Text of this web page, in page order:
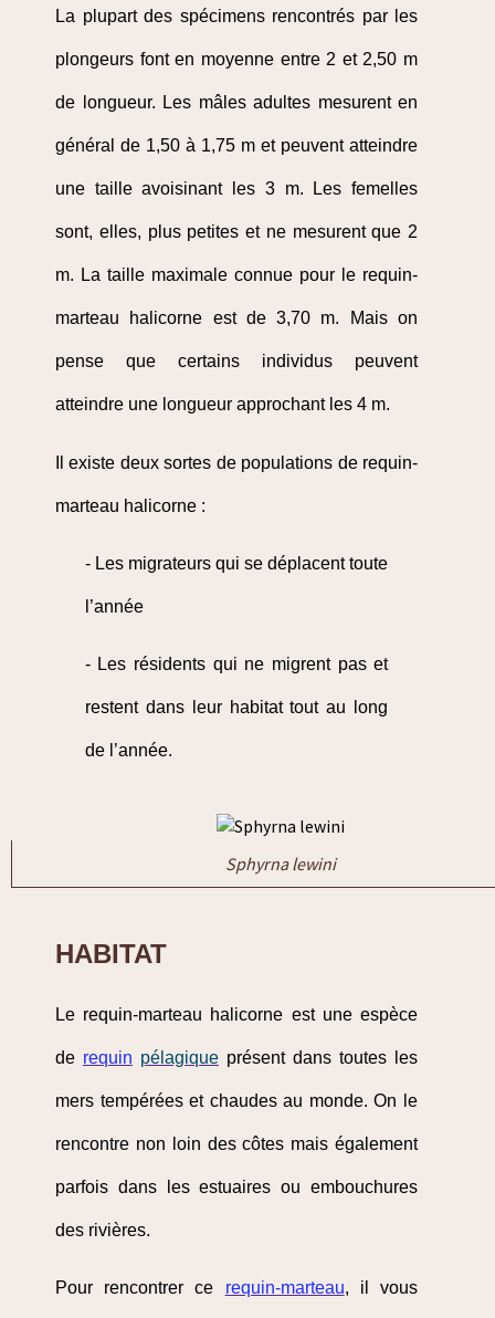
La plupart des spécimens rencontrés par les
plongeurs font en moyenne entre 2 et 2,50 m
de longueur. Les mâles adultes mesurent en
général de 1,50 à 1,75 m et peuvent atteindre
une taille avoisinant les 3 m. Les femelles
sont, elles, plus petites et ne mesurent que 2
m. La taille maximale connue pour le requin-
marteau halicorne est de 3,70 m. Mais on
pense que certains individus peuvent
atteindre une longueur approchant les 4 m.
Il existe deux sortes de populations de requin-
marteau halicorne :
- Les migrateurs qui se déplacent toute
l’année
- Les résidents qui ne migrent pas et
restent dans leur habitat tout au long
de l’année.
Sphyrna lewini
HABITAT
Le requin-marteau halicorne est une espèce
de requin pélagique présent dans toutes les
mers tempérées et chaudes au monde. On le
rencontre non loin des côtes mais également
parfois dans les estuaires ou embouchures
des rivières.
Pour rencontrer ce requin-marteau, il vous